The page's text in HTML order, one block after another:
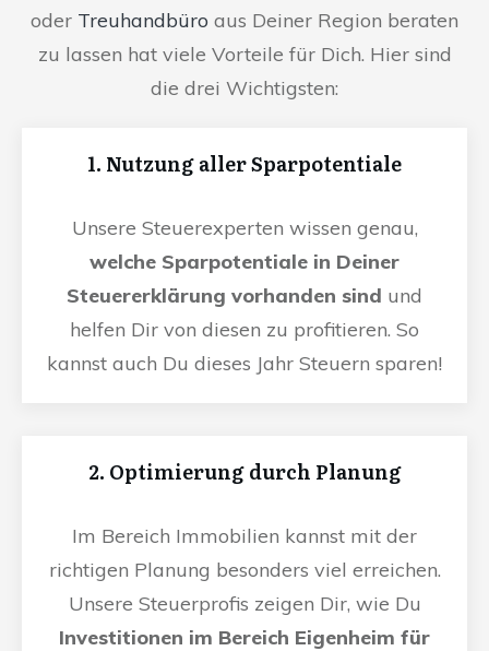
oder Treuhandbüro aus Deiner Region beraten
zu lassen hat viele Vorteile für Dich. Hier sind
die drei Wichtigsten:
1. Nutzung aller Sparpotentiale
Unsere Steuerexperten wissen genau,
welche Sparpotentiale in Deiner
Steuererklärung vorhanden sind und
helfen Dir von diesen zu profitieren. So
kannst auch Du dieses Jahr Steuern sparen!
2. Optimierung durch Planung
Im Bereich Immobilien kannst mit der
richtigen Planung besonders viel erreichen.
Unsere Steuerprofis zeigen Dir, wie Du
Investitionen im Bereich Eigenheim für